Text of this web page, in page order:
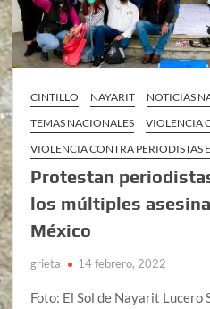
CINTILLO NAYARIT
NOTICIAS
TEMAS NACIONALES
VIOLENCIA
VIOLENCIA CONTRA PERIODISTAS
Protestan
los múltiples
México
grieta 14 febrero, 2022
Foto: El Sol de Nayarit Lucero